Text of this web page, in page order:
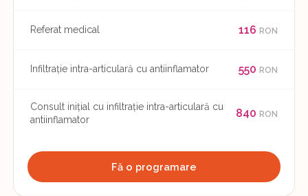
Referat medical 116 RON
Infiltrație intra-articulară cu antiinflamator 550 RON
Consult inițial cu infiltrație intra-articulară cu
antiinflamator
840 RON
Fă o programare